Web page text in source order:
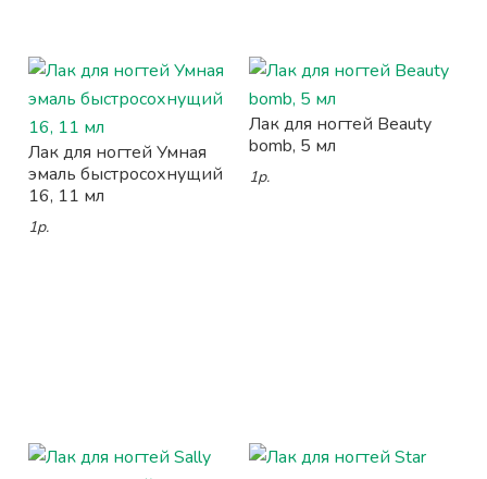
Лак для ногтей Умная
эмаль быстросохнущий
16, 11 мл
1р.
Лак для ногтей Beauty
bomb, 5 мл
1р.